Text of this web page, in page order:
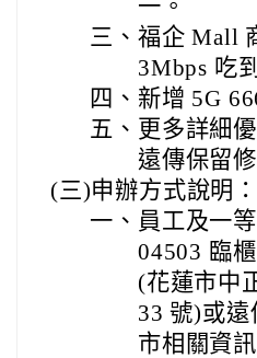
一。
三、 福企 Mall
3Mbps 吃
四、 新增 5G
五、 更多詳細
遠傳保留
(三)申辦方式說明：
一、 員工及一
04503 臨
(花蓮市中
33 號)或
市相關資